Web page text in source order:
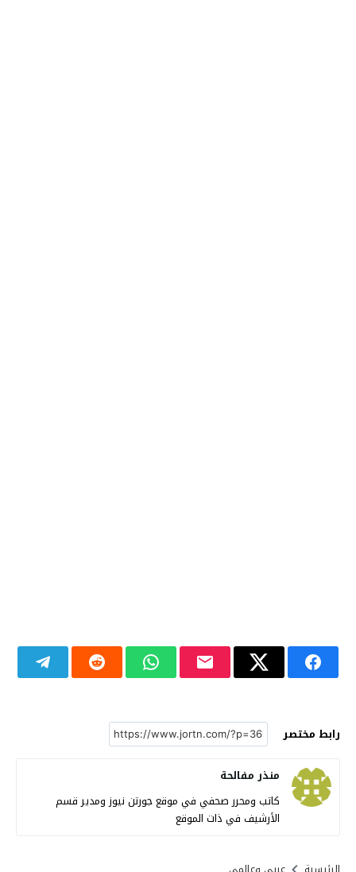
رابط مختصر
منذر مفالحة
كاتب ومحرر صحفي في موقع جورتن نيوز ومدير قسم
الأرشيف في ذات الموقع